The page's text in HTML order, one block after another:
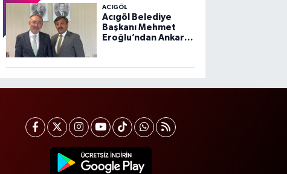
ACIGÖL
Acıgöl Belediye
Başkanı Mehmet
Eroğlu’ndan Ankara